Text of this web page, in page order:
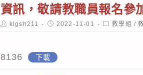
資訊，敬請教職員報名參
Post
author:
klgsh211
Post
published:
2022-11-01
Post
category:
教學組 /
8136 下載